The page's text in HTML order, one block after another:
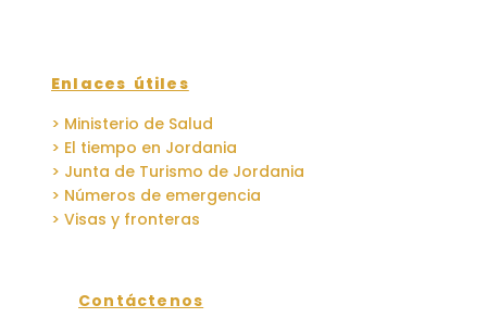
Enlaces útiles
> Ministerio de Salud
> El tiempo en Jordania
> Junta de Turismo de Jordania
> Números de emergencia
> Visas y fronteras
Contáctenos